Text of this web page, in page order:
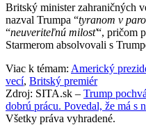
Britský minister zahraničných
nazval Trumpa “tyranom v
“neuveriteľnú milosť“, pričom
Starmerom absolvovali s
Viac k témam: Americký
vecí, Britský premiér
Zdroj: SITA.sk – Trump
dobrú prácu. Povedal, že má
Všetky práva vyhradené.